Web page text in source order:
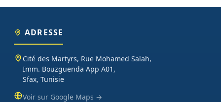
ADRESSE
Cité des Martyrs, Rue Mohamed Salah,
Imm. Bouzguenda App A01,
Sfax, Tunisie
Voir sur Google Maps →